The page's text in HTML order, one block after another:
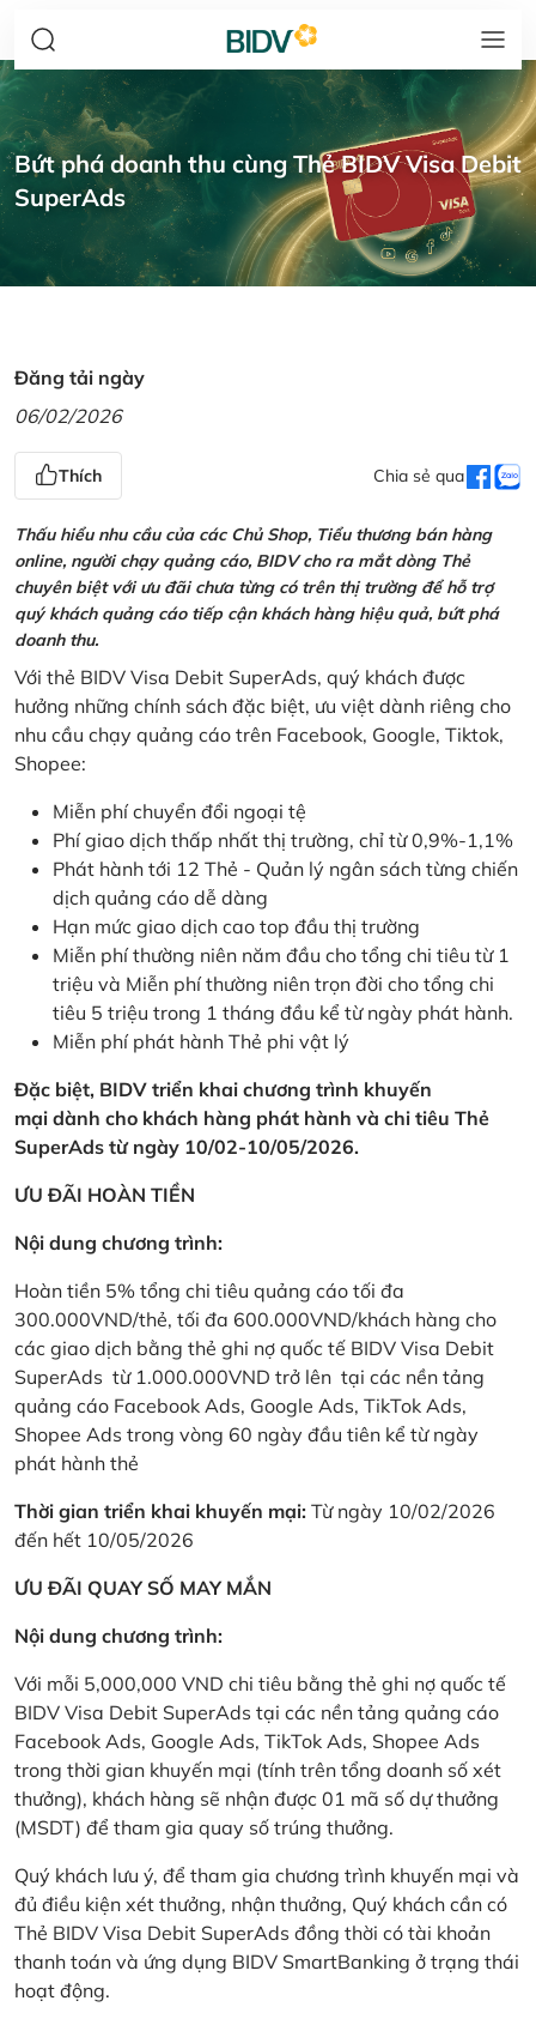
Bứt phá doanh thu cùng Thẻ BIDV Visa Debit
SuperAds
Đăng tải ngày
06/02/2026
Thích Chia sẻ qua
Thấu hiểu nhu cầu của các Chủ Shop, Tiểu thương bán hàng
online, người chạy quảng cáo, BIDV cho ra mắt dòng Thẻ
chuyên biệt với ưu đãi chưa từng có trên thị trường để hỗ trợ
quý khách quảng cáo tiếp cận khách hàng hiệu quả, bứt phá
doanh thu.
Với thẻ BIDV Visa Debit SuperAds, quý khách được
hưởng những chính sách đặc biệt, ưu việt dành riêng cho
nhu cầu chạy quảng cáo trên Facebook, Google, Tiktok,
Shopee:
Miễn phí chuyển đổi ngoại tệ
Phí giao dịch thấp nhất thị trường, chỉ từ 0,9%-1,1%
Phát hành tới 12 Thẻ - Quản lý ngân sách từng chiến
dịch quảng cáo dễ dàng
Hạn mức giao dịch cao top đầu thị trường
Miễn phí thường niên năm đầu cho tổng chi tiêu từ 1
triệu và Miễn phí thường niên trọn đời cho tổng chi
tiêu 5 triệu trong 1 tháng đầu kể từ ngày phát hành.
Miễn phí phát hành Thẻ phi vật lý
Đặc biệt, BIDV triển khai chương trình khuyến
mại dành cho khách hàng phát hành và chi tiêu Thẻ
SuperAds từ ngày 10/02-10/05/2026.
ƯU ĐÃI HOÀN TIỀN
Nội dung chương trình:
Hoàn tiền 5% tổng chi tiêu quảng cáo tối đa
300.000VND/thẻ, tối đa 600.000VND/khách hàng cho
các giao dịch bằng thẻ ghi nợ quốc tế BIDV Visa Debit
SuperAds từ 1.000.000VND trở lên tại các nền tảng
quảng cáo Facebook Ads, Google Ads, TikTok Ads,
Shopee Ads trong vòng 60 ngày đầu tiên kể từ ngày
phát hành thẻ
Thời gian triển khai khuyến mại: Từ ngày 10/02/2026
đến hết 10/05/2026
ƯU ĐÃI QUAY SỐ MAY MẮN
Nội dung chương trình:
Với mỗi 5,000,000 VND chi tiêu bằng thẻ ghi nợ quốc tế
BIDV Visa Debit SuperAds tại các nền tảng quảng cáo
Facebook Ads, Google Ads, TikTok Ads, Shopee Ads
trong thời gian khuyến mại (tính trên tổng doanh số xét
thưởng), khách hàng sẽ nhận được 01 mã số dự thưởng
(MSDT) để tham gia quay số trúng thưởng.
Quý khách lưu ý, để tham gia chương trình khuyến mại và
đủ điều kiện xét thưởng, nhận thưởng, Quý khách cần có
Thẻ BIDV Visa Debit SuperAds đồng thời có tài khoản
thanh toán và ứng dụng BIDV SmartBanking ở trạng thái
hoạt động.